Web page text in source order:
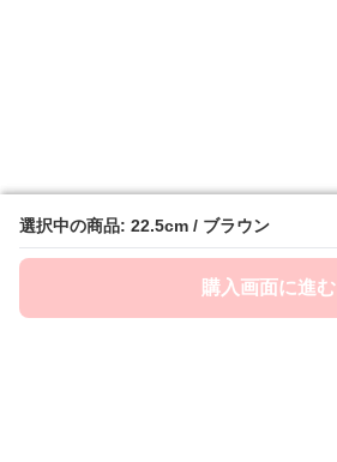
選択中の商品: 22.5cm / ブラウン
購入画面に進む
選択中の商品: 22.5cm / ブラウン
購入画面に進む